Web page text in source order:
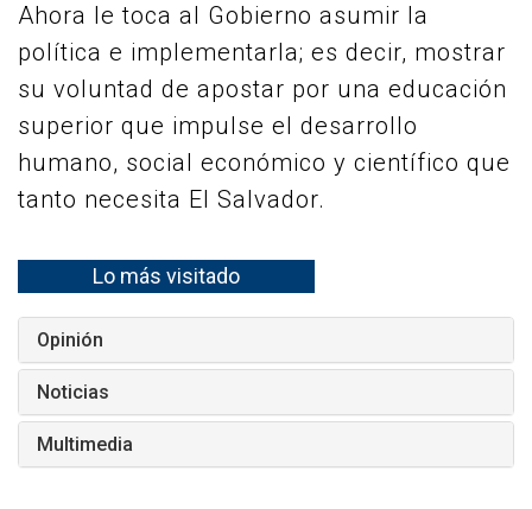
Ahora le toca al Gobierno asumir la
política e implementarla; es decir, mostrar
su voluntad de apostar por una educación
superior que impulse el desarrollo
humano, social económico y científico que
tanto necesita El Salvador.
Lo más visitado
Opinión
Noticias
Multimedia